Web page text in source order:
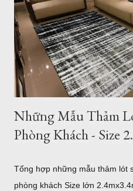
Những Mẫu Thảm
Phòng Khách - Size
Tổng hợp những mẫu thảm lót
phòng khách Size lớn